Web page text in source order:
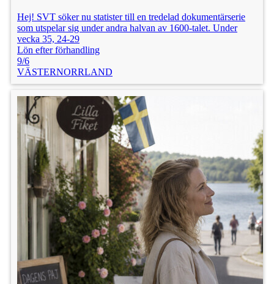
Hej! SVT söker nu statister till en tredelad dokumentärserie
som utspelar sig under andra halvan av 1600-talet. Under
vecka 35, 24-29
Lön efter förhandling
9/6
VÄSTERNORRLAND